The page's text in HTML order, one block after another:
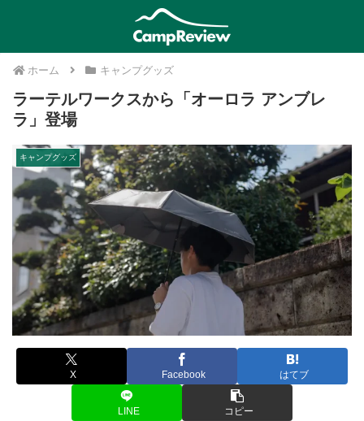
ホーム キャンプグッズ
ラーテルワークスから「オーロラ アンブレ
ラ」登場
キャンプグッズ
X Facebook はてブ
LINE コピー